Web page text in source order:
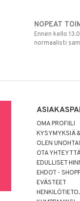
NOPEAT
Ennen kello
normaalisti
OMA PROFIILI
KYSYMYKSIÄ
OLEN
OTA
EDULLISET
EHDOT -
EVÄSTEET